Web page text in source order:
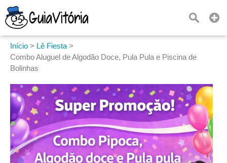
Início > Lê Fiesta >
Combo Aluguel de Algodão Doce, Pula Pula e Piscina de
Bolinhas